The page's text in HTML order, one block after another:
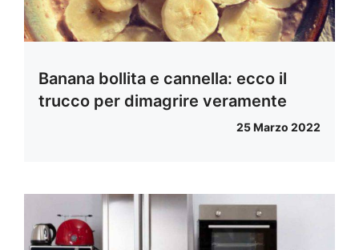
Banana bollita e cannella: ecco il
trucco per dimagrire veramente
25 Marzo 2022